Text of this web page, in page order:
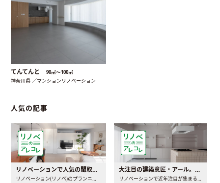
てんてんと 90㎡〜100㎡
神奈川県 ／マンションリノベーション
人気の記事
リノベーションで人気の間取りとは？トレンドの間取りと実例を徹底解説
リノベーション(リノベ)のプランニングで一番最初に決めるのは..
大注目の建築意匠・アール。人気の理由と空間に取り入れるポイント
リノベーションで近年注目が集まる建築意匠の一つであるアール..